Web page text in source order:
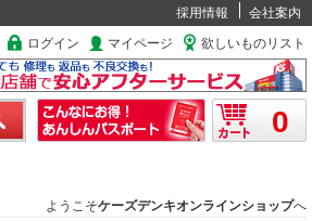
採用情報
会社案内
ログイン マイページ 欲しいものリスト
0
ようこそケーズデンキオンラインショップへ